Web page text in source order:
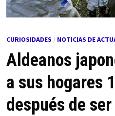
CURIOSIDADES / NOTICIAS DE
Aldeanos
a sus hogares
después de